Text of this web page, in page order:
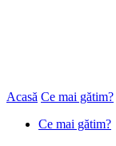
Acasă Ce mai gătim?
Ce mai gătim?